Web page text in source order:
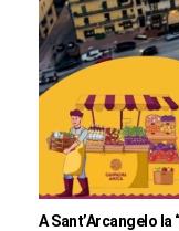
A Sant’Arcangelo